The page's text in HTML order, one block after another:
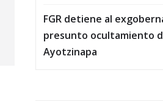
FGR detiene al
presunto ocultamiento
Ayotzinapa